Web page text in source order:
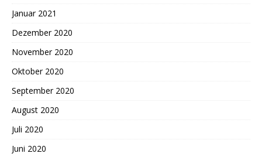
Januar 2021
Dezember 2020
November 2020
Oktober 2020
September 2020
August 2020
Juli 2020
Juni 2020